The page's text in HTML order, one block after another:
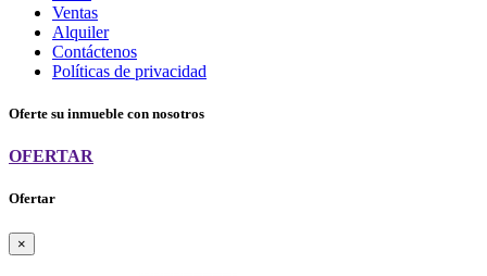
Ventas
Alquiler
Contáctenos
Políticas de privacidad
Oferte su inmueble con nosotros
OFERTAR
Ofertar
×